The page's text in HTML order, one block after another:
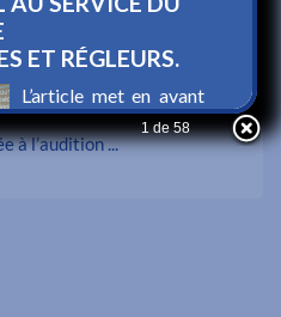
a fait appel au
à l’audition ...
1 de 58